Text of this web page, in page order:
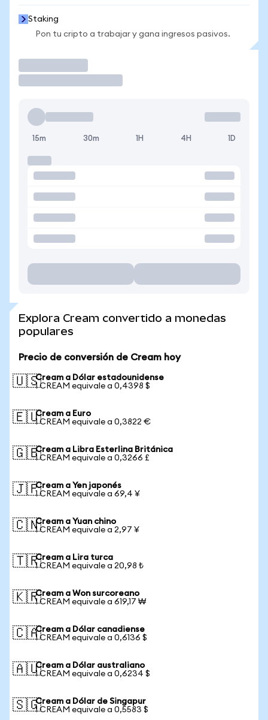
Staking
Pon tu cripto a trabajar y gana ingresos pasivos.
15m 30m 1H 4H 1D
Explora Cream convertido a monedas
populares
Precio de conversión de Cream hoy
🇺🇸Cream a Dólar estadounidense
1 CREAM equivale a 0,4398 $
🇪🇺Cream a Euro
1 CREAM equivale a 0,3822 €
🇬🇧Cream a Libra Esterlina Británica
1 CREAM equivale a 0,3266 £
🇯🇵Cream a Yen japonés
1 CREAM equivale a 69,4 ¥
🇨🇳Cream a Yuan chino
1 CREAM equivale a 2,97 ¥
🇹🇷Cream a Lira turca
1 CREAM equivale a 20,98 ₺
🇰🇷Cream a Won surcoreano
1 CREAM equivale a 619,17 ₩
🇨🇦Cream a Dólar canadiense
1 CREAM equivale a 0,6136 $
🇦🇺Cream a Dólar australiano
1 CREAM equivale a 0,6234 $
🇸🇬Cream a Dólar de Singapur
1 CREAM equivale a 0,5583 $